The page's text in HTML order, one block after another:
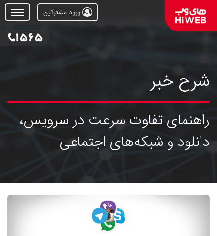
Open
Menu
ورود مشترکین
شرح خبر
راهنمای تفاوت سرعت در سرویس،
دانلود و شبکه‌های اجتماعی